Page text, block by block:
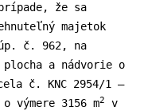
že sa
majetok
č. 962, na
a nádvorie o
č. KNC 2954/1 –
výmere 3156 m2
v